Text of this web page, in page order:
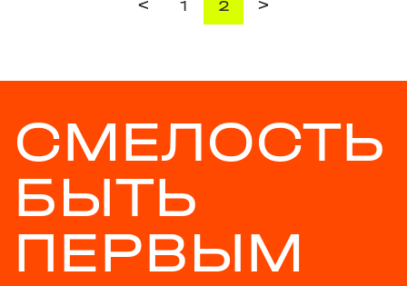
< 1 2 >
СМЕЛОСТЬ
БЫТЬ
ПЕРВЫМ